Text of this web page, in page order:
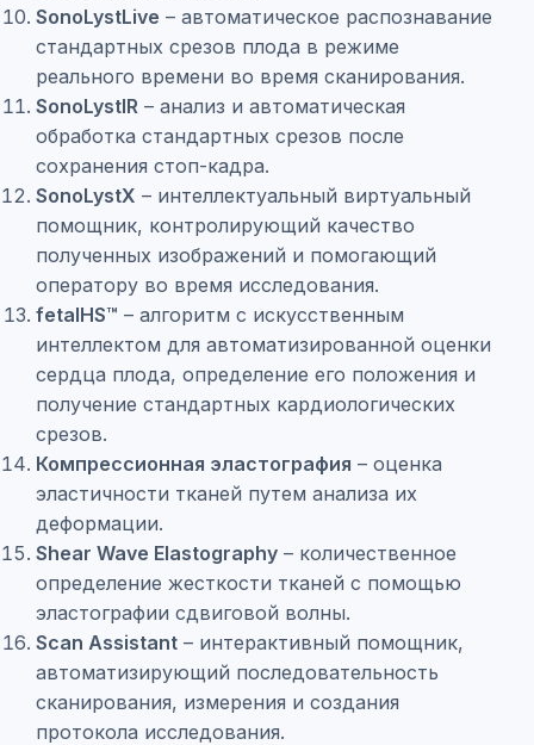
SonoLystLive – автоматическое распознавание
стандартных срезов плода в режиме
реального времени во время сканирования.
SonoLystIR – анализ и автоматическая
обработка стандартных срезов после
сохранения стоп-кадра.
SonoLystX – интеллектуальный виртуальный
помощник, контролирующий качество
полученных изображений и помогающий
оператору во время исследования.
fetalHS™ – алгоритм с искусственным
интеллектом для автоматизированной оценки
сердца плода, определение его положения и
получение стандартных кардиологических
срезов.
Компрессионная эластография – оценка
эластичности тканей путем анализа их
деформации.
Shear Wave Elastography – количественное
определение жесткости тканей с помощью
эластографии сдвиговой волны.
Scan Assistant – интерактивный помощник,
автоматизирующий последовательность
сканирования, измерения и создания
протокола исследования.